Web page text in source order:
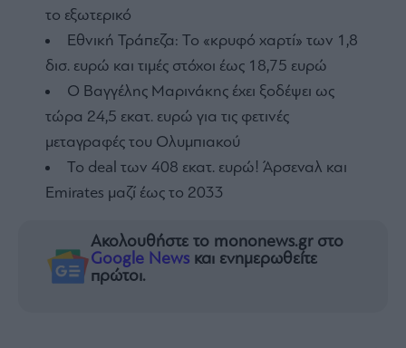
το εξωτερικό
Εθνική Τράπεζα: Το «κρυφό χαρτί» των 1,8
δισ. ευρώ και τιμές στόχοι έως 18,75 ευρώ
Ο Βαγγέλης Μαρινάκης έχει ξοδέψει ως
τώρα 24,5 εκατ. ευρώ για τις φετινές
μεταγραφές του Ολυμπιακού
To deal των 408 εκατ. ευρώ! Άρσεναλ και
Emirates μαζί έως το 2033
Ακολουθήστε το mononews.gr στο
Google News και ενημερωθείτε
πρώτοι.